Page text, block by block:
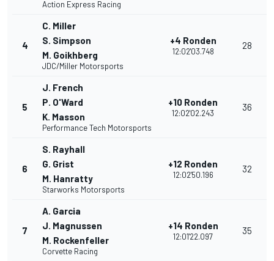
Action Express Racing
4
C. Miller
S. Simpson
M. Goikhberg
JDC/Miller Motorsports
+4 Ronden
12:02'03.748
28
5
J. French
P. O'Ward
K. Masson
Performance Tech Motorsports
+10 Ronden
12:02'02.243
36
6
S. Rayhall
G. Grist
M. Hanratty
Starworks Motorsports
+12 Ronden
12:02'50.196
32
7
A. Garcia
J. Magnussen
M. Rockenfeller
Corvette Racing
+14 Ronden
12:01'22.097
35